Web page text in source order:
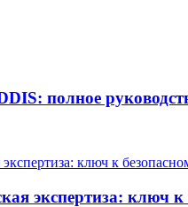
полное
экспертиза: ключ